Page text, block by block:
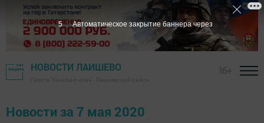
НОВОСТИ ЛАИШЕВО
Новости за 7 мая 2020
5 Автоматическое закрытие баннера через